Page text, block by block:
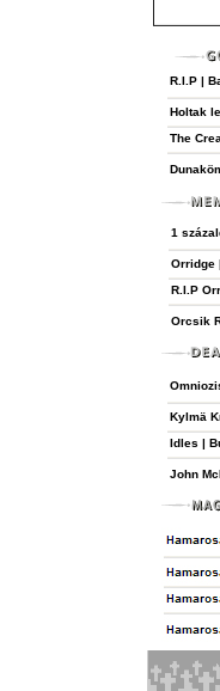
R.I.P |
Holtak
The
1
Orridge
R.I.P
Orcsik
Kylmä
Idles |
John